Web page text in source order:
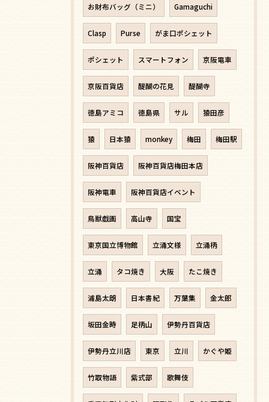
お財布バッグ（ミニ） Gamaguchi
Clasp Purse がま口ポシェット
ポシェット スマートフォン 京阪電車
京阪百貨店 醍醐の花見 醍醐寺
徳島アミコ 徳島県 サル 猿田彦
猿 日本猿 monkey 梅田 梅田駅
阪神百貨店 阪神百貨店梅田本店
阪神電車 阪神百貨店イベント
鳥獣戯画 高山寺 国宝
東京国立博物館 立涌文様 立涌柄
立涌 タコ焼き 大阪 たこ焼き
浦島太朗 日本書紀 万葉集 金太郎
坂田金時 足柄山 伊勢丹百貨店
伊勢丹立川店 東京 立川 かぐや姫
竹取物語 紫式部 歌舞伎